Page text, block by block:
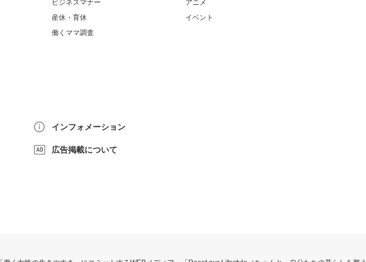
ビジネスマナー
産休・育休
働くママ調査
アニメ
イベント
インフォメーション
広告掲載について